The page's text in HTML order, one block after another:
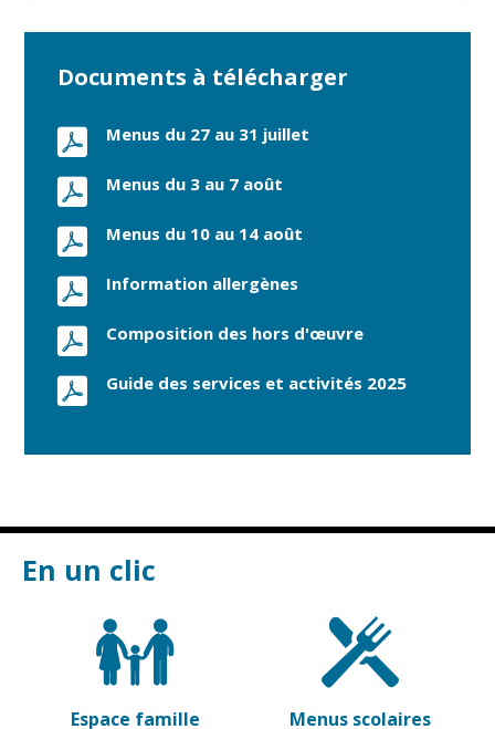
Documents à télécharger
Menus du 27 au 31 juillet
Menus du 3 au 7 août
Menus du 10 au 14 août
Information allergènes
Composition des hors d'œuvre
Guide des services et activités 2025
En un clic
Espace famille Menus scolaires